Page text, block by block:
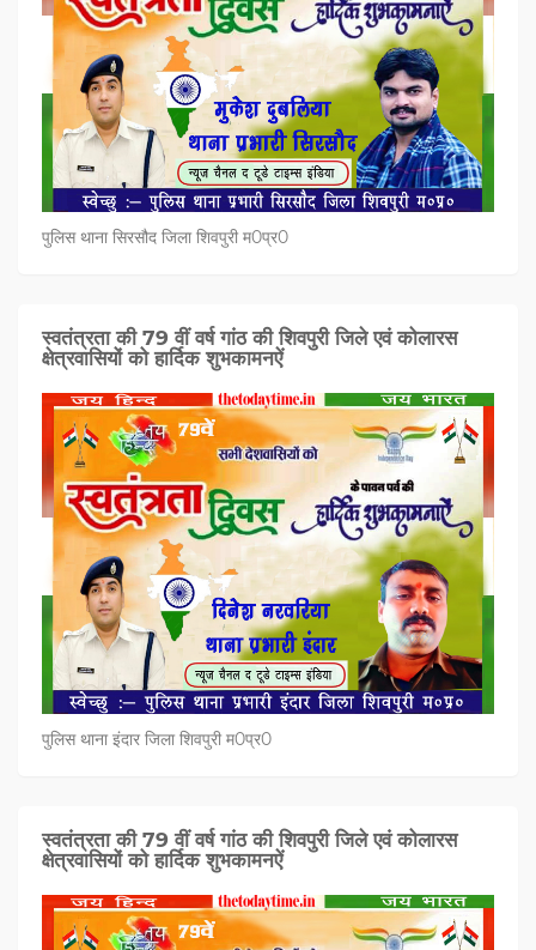
पुलिस थाना सिरसौद जिला शिवपुरी म0प्र0
स्वतंत्रता की 79 वीं वर्ष गांठ की शिवपुरी जिले एवं कोलारस
क्षेत्रवासियों को हार्दिक शुभकामनऐं
पुलिस थाना इंदार जिला शिवपुरी म0प्र0
स्वतंत्रता की 79 वीं वर्ष गांठ की शिवपुरी जिले एवं कोलारस
क्षेत्रवासियों को हार्दिक शुभकामनऐं